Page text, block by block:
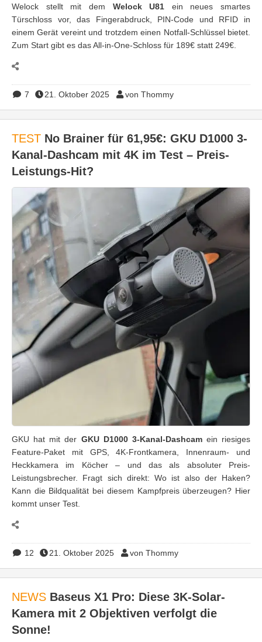
Welock stellt mit dem Welock U81 ein neues smartes
Türschloss vor, das Fingerabdruck, PIN-Code und RFID in
einem Gerät vereint und trotzdem einen Notfall-Schlüssel bietet.
Zum Start gibt es das All-in-One-Schloss für 189€ statt 249€.
7 21. Oktober 2025 von Thommy
TEST No Brainer für 61,95€: GKU D1000 3-
Kanal-Dashcam mit 4K im Test – Preis-
Leistungs-Hit?
GKU hat mit der GKU D1000 3-Kanal-Dashcam ein riesiges
Feature-Paket mit GPS, 4K-Frontkamera, Innenraum- und
Heckkamera im Köcher – und das als absoluter Preis-
Leistungsbrecher. Fragt sich direkt: Wo ist also der Haken?
Kann die Bildqualität bei diesem Kampfpreis überzeugen? Hier
kommt unser Test.
12 21. Oktober 2025 von Thommy
NEWS Baseus X1 Pro: Diese 3K-Solar-
Kamera mit 2 Objektiven verfolgt die
Sonne!